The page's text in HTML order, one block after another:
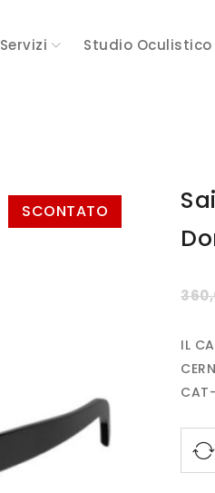
Servizi Studio Oculistico
SCONTATO
IL